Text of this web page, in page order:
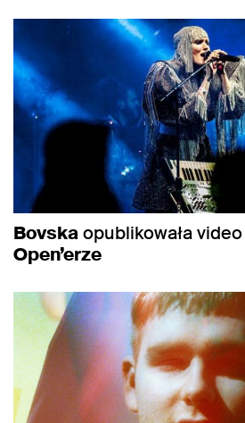
Bovskaopublikowała
Open’erze